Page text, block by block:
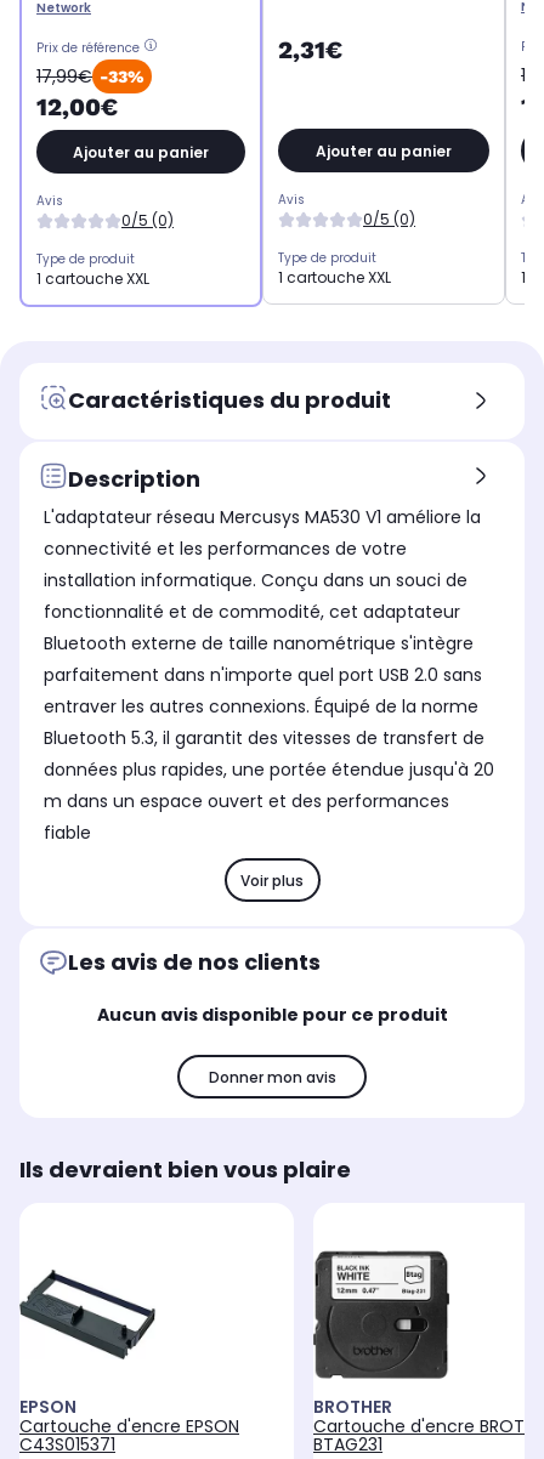
Network
Prix de référence
17,99€ -33%
12,00€
Ajouter au panier
Avis
0/5 (0)
Type de produit
1 cartouche XXL
2,31€
Ajouter au panier
Avis
0/5 (0)
Type de produit
1 cartouche XXL 1
Caractéristiques du produit
Description
L'adaptateur réseau Mercusys MA530 V1 améliore la
connectivité et les performances de votre
installation informatique. Conçu dans un souci de
fonctionnalité et de commodité, cet adaptateur
Bluetooth externe de taille nanométrique s'intègre
parfaitement dans n'importe quel port USB 2.0 sans
entraver les autres connexions. Équipé de la norme
Bluetooth 5.3, il garantit des vitesses de transfert de
données plus rapides, une portée étendue jusqu'à 20
m dans un espace ouvert et des performances
fiable
Voir plus
Les avis de nos clients
Aucun avis disponible pour ce produit
Donner mon avis
Ils devraient bien vous plaire
EPSON
Cartouche d'encre EPSON
C43S015371
BROTHER
Cartouche d'encre
BTAG231